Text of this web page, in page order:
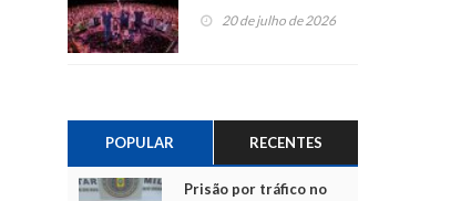
ao show dos 45 anos
para mais associados
20 de julho de 2026
POPULAR RECENTES
Prisão por tráfico no